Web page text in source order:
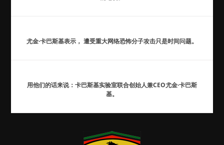
尤金·卡巴斯基表示， 遭受重大网络恐怖分子攻击只是时间问题。
用他们的话来说：卡巴斯基实验室联合创始人兼CEO尤金·卡巴斯
基。